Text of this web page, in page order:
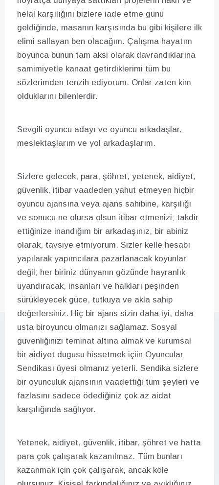
helal karşılığını bizlere iade etme günü
geldiğinde, masanın karşısında bu gibi kişilere ilk
elimi sallayan ben olacağım. Çalışma hayatım
boyunca bunun tam aksi olarak davrandıklarına
samimiyetle kanaat getirdiklerimi tüm bu
sözlerimden tenzih ediyorum. Onlar zaten kim
olduklarını bilenlerdir.
Sevgili oyuncu adayı ve oyuncu arkadaşlar,
meslektaşlarım ve yol arkadaşlarım.
Sizlere gelecek, para, şöhret, yetenek, aidiyet,
güvenlik, itibar vaadeden yahut etmeyen hiçbir
oyuncu ajansına veya ajans sahibine, karşılığı
ve sonucu ne olursa olsun itibar etmenizi; takdir
ettiğinize inandığım bir arkadaşınız, bir abiniz
olarak, tavsiye etmiyorum. Sizler kelle hesabı
yapılarak yapımcılara pazarlanacak koyunlar
değil; her biriniz dünyanın gözünde hayranlık
uyandıracak, insanları ve halkları peşinden
sürükleyecek güce, tutkuya ve akla sahip
değerlersiniz. Hiç bir ajans sizin daha iyi, daha
usta biroyuncu olmanızı sağlamaz. Sosyal
güvenliğinizi teminat altına almak ve kurumsal
bir aidiyet dugusu hissetmek içiin Oyuncular
Sendikası üyesi olmanız yeterli. Sendika sizlere
bir oyunculuk ajansının vaadettiği tüm şeyleri ve
fazlasını sadece ödediğiniz çok az aidat
karşılığında sağlıyor.
Yetenek, aidiyet, güvenlik, itibar, şöhret ve hatta
para çok çalışarak kazanılmaz. Tüm bunları
kazanmak için çok çalışarak, ancak köle